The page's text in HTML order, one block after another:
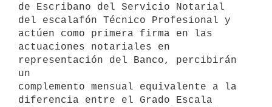
de Escribano del Servicio Notarial
del escalafón Técnico Profesional y
actúen como primera firma en las
actuaciones notariales en
representación del Banco, percibirán
un
complemento mensual equivalente a la
diferencia entre el Grado Escala